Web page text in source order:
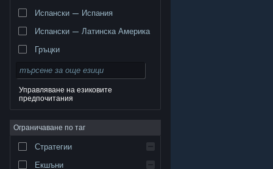
търговски марки принадлежат на съответните им
собственици в САЩ и други страни.
поверителност|Юридическа информация|
Достъпност|Условия за ползване на Steam
Възстановявания|Бисквитки
Испански — Испания
Испански — Латинска Америка
Гръцки
Управляване на езиковите
предпочитания
Ограничаване по таг
Стратегии
Екшъни